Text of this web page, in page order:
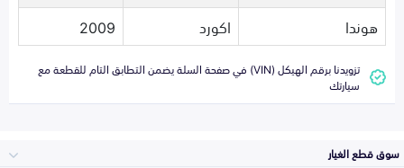
هوندا
اكورد 2009
تزويدنا برقم الهيكل (VIN) في صفحة السلة يضمن التطابق التام للقطعة مع
سيارتك
سوق قطع الغيار